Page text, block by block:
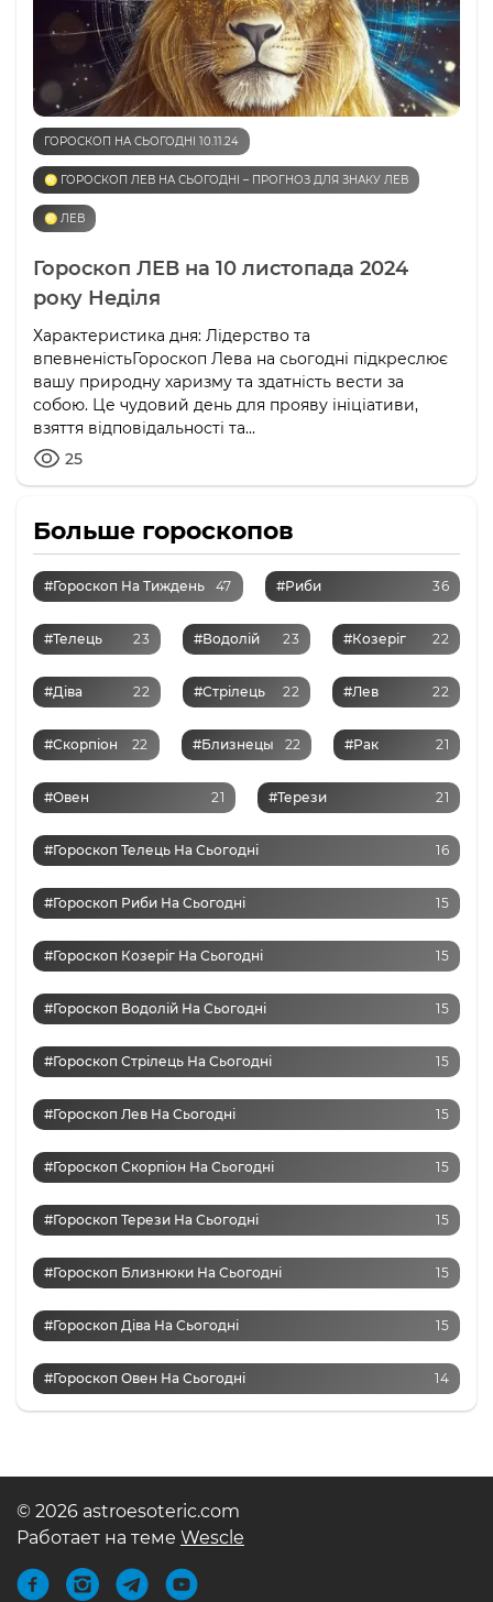
ГОРОСКОП НА СЬОГОДНІ 10.11.24
♌️ ГОРОСКОП ЛЕВ НА СЬОГОДНІ – ПРОГНОЗ ДЛЯ ЗНАКУ ЛЕВ
♌️ ЛЕВ
Гороскоп ЛЕВ на 10 листопада 2024
року Неділя
Характеристика дня: Лідерство та
впевненістьГороскоп Лева на сьогодні підкреслює
вашу природну харизму та здатність вести за
собою. Це чудовий день для прояву ініціативи,
взяття відповідальності та...
25
Больше гороскопов
#Гороскоп На Тиждень 47 #Риби 36
#Телець 23 #Водолій 23 #Козеріг 22
#Діва 22 #Стрілець 22 #Лев 22
#Скорпіон 22 #Близнецы 22 #Рак 21
#Овен 21 #Терези 21
#Гороскоп Телець На Сьогодні 16
#Гороскоп Риби На Сьогодні 15
#Гороскоп Козеріг На Сьогодні 15
#Гороскоп Водолій На Сьогодні 15
#Гороскоп Стрілець На Сьогодні 15
#Гороскоп Лев На Сьогодні 15
#Гороскоп Скорпіон На Сьогодні 15
#Гороскоп Терези На Сьогодні 15
#Гороскоп Близнюки На Сьогодні 15
#Гороскоп Діва На Сьогодні 15
#Гороскоп Овен На Сьогодні 14
© 2026 astroesoteric.com
Работает на теме Wescle